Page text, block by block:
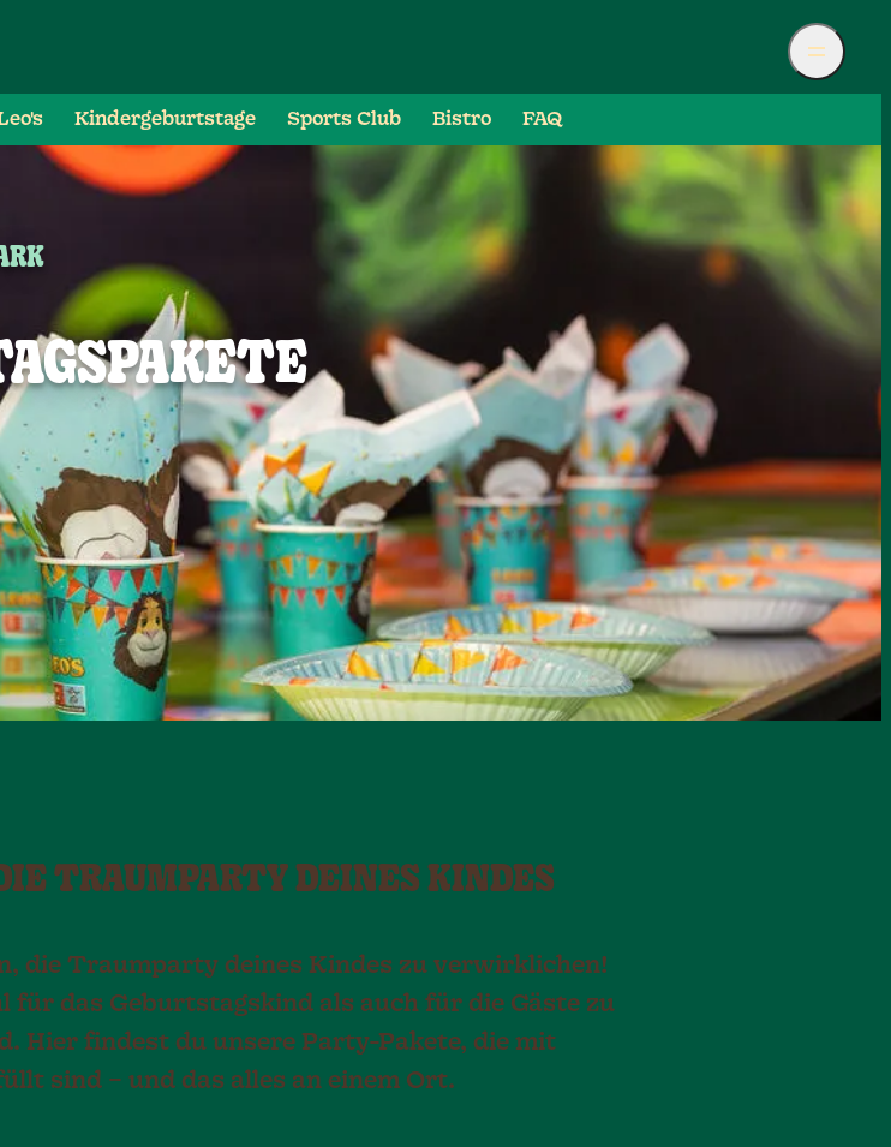
Kindergeburtstage Sports Club Bistro FAQ
TRAUMPARTY DEINES KINDES
die Traumparty deines Kindes zu verwirklichen!
für das Geburtstagskind als auch für die Gäste zu
Hier findest du unsere Party-Pakete, die mit
sind – und das alles an einem Ort.